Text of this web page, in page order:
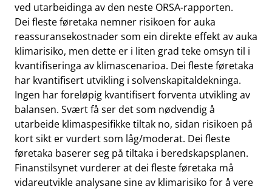
ved utarbeidinga av den neste ORSA-rapporten.
Dei fleste føretaka nemner risikoen for auka
reassuransekostnader som ein direkte effekt av auka
klimarisiko, men dette er i liten grad teke omsyn til i
kvantifiseringa av klimascenarioa. Dei fleste føretaka
har kvantifisert utvikling i solvenskapitaldekninga.
Ingen har foreløpig kvantifisert forventa utvikling av
balansen. Svært få ser det som nødvendig å
utarbeide klimaspesifikke tiltak no, sidan risikoen på
kort sikt er vurdert som låg/moderat. Dei fleste
føretaka baserer seg på tiltaka i beredskapsplanen.
Finanstilsynet vurderer at dei fleste føretaka må
vidareutvikle analysane sine av klimarisiko for å vere